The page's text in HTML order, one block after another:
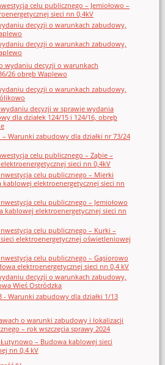
celu publicznego – Jemiołowo –
sieci nn 0,4kV
decyzji o warunkach zabudowy,
decyzji o warunkach zabudowy,
wydaniu decyzji o warunkach
26 obręb Waplewo
decyzji o warunkach zabudowy,
wydaniu decyzji w sprawie wydania
dla działek 124/15 i 124/16, obręb
– Warunki zabudowy dla działki nr 73/24
celu publicznego – Ząbie –
sieci nn 0,4kV
celu publicznego – Mierki
kablowej elektroenergetycznej sieci nn
celu publicznego – Jemiołowo
kablowej elektroenergetycznej sieci nn
celu publicznego – Kurki –
elektroenergetycznej oświetleniowej
celu publicznego – Gąsiorowo
elektroenergetycznej sieci nn 0,4 kV
decyzji o warunkach zabudowy,
Wieś Ostródzka
- Warunki zabudowy dla działki 1/13
o warunki zabudowy i lokalizacji
– rok wszczęcia sprawy 2024
Łutynowo – Budowa kablowej sieci
nn 0,4 kV